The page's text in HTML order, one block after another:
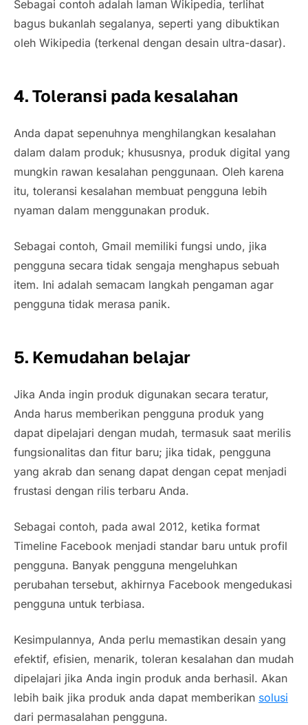
Sebagai contoh adalah laman Wikipedia, terlihat
bagus bukanlah segalanya, seperti yang dibuktikan
oleh Wikipedia (terkenal dengan desain ultra-dasar).
4. Toleransi pada kesalahan
Anda dapat sepenuhnya menghilangkan kesalahan
dalam dalam produk; khususnya, produk digital yang
mungkin rawan kesalahan penggunaan. Oleh karena
itu, toleransi kesalahan membuat pengguna lebih
nyaman dalam menggunakan produk.
Sebagai contoh, Gmail memiliki fungsi undo, jika
pengguna secara tidak sengaja menghapus sebuah
item. Ini adalah semacam langkah pengaman agar
pengguna tidak merasa panik.
5. Kemudahan belajar
Jika Anda ingin produk digunakan secara teratur,
Anda harus memberikan pengguna produk yang
dapat dipelajari dengan mudah, termasuk saat merilis
fungsionalitas dan fitur baru; jika tidak, pengguna
yang akrab dan senang dapat dengan cepat menjadi
frustasi dengan rilis terbaru Anda.
Sebagai contoh, pada awal 2012, ketika format
Timeline Facebook menjadi standar baru untuk profil
pengguna. Banyak pengguna mengeluhkan
perubahan tersebut, akhirnya Facebook mengedukasi
pengguna untuk terbiasa.
Kesimpulannya, Anda perlu memastikan desain yang
efektif, efisien, menarik, toleran kesalahan dan mudah
dipelajari jika Anda ingin produk anda berhasil. Akan
lebih baik jika produk anda dapat memberikan solusi
dari permasalahan pengguna.